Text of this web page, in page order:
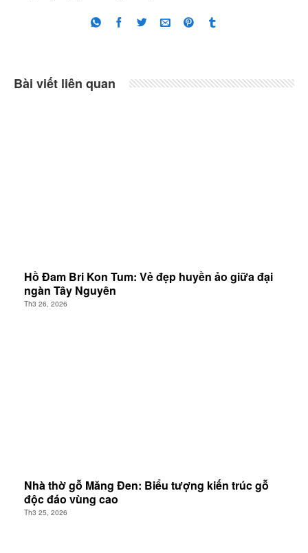
Bài viết liên quan
Hồ Đam Bri Kon Tum: Vẻ đẹp huyền ảo giữa đại
ngàn Tây Nguyên
Th3 26, 2026
Nhà thờ gỗ Măng Đen: Biểu tượng kiến trúc gỗ
độc đáo vùng cao
Th3 25, 2026